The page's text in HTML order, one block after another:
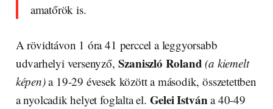
amatőrök is.
A rövidtávon 1 óra 41 perccel a leggyorsabb
udvarhelyi versenyző, Szaniszló Roland (a kiemelt
képen)a 19-29 évesek között a második, összetettben
a nyolcadik helyet foglalta el. Gelei Istvána 40-49